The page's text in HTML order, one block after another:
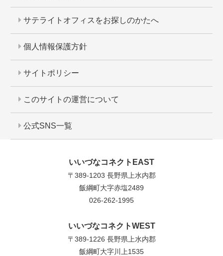
サテライトオフィスをお探しのかたへ
個人情報保護方針
サイトポリシー
このサイトの運営について
公式SNS一覧
いいづなコネクトEAST
〒389-1203 長野県上水内郡
飯綱町大字赤塩2489
026-262-1995
いいづなコネクトWEST
〒389-1226 長野県上水内郡
飯綱町大字川上1535